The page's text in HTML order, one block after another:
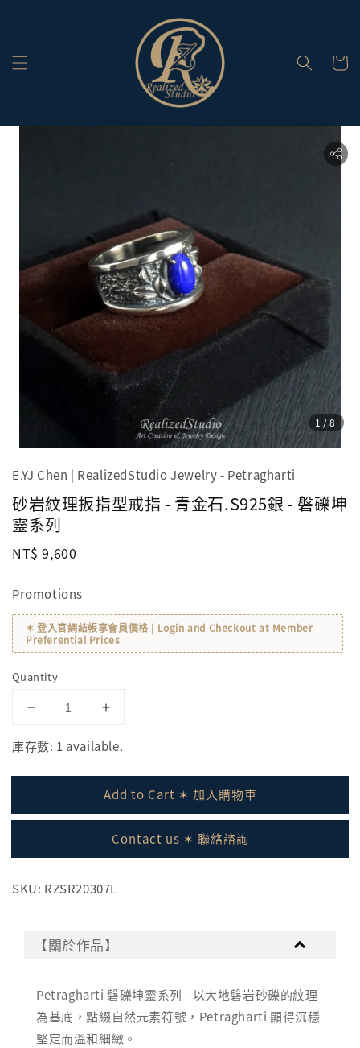
1 /8
E.YJ Chen | RealizedStudio Jewelry - Petragharti
砂岩紋理扳指型戒指 - 青金石.S925銀 - 磐礫坤
靈系列
Regular
NT$ 9,600
Promotions
✶ 登入官網結帳享會員價格 | Login and Checkout at Member
Preferential Prices
Quantity
庫存數: 1 available.
Add to Cart ✶ 加入購物車
Contact us ✶ 聯絡諮詢
SKU: RZSR20307L
【關於作品】
Petragharti 磐礫坤靈系列 - 以大地磐岩砂礫的紋理
為基底，點綴自然元素符號，Petragharti 顯得沉穩
堅定而溫和細緻。